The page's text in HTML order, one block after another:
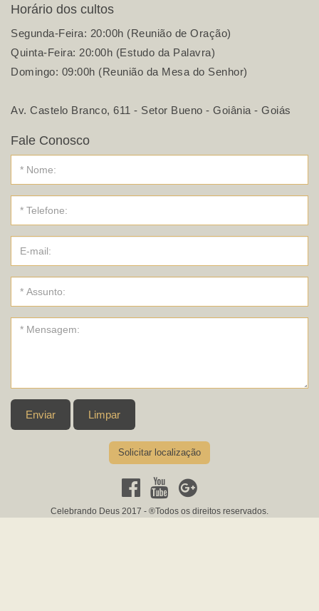
Horário dos cultos
Segunda-Feira: 20:00h (Reunião de Oração)
Quinta-Feira: 20:00h (Estudo da Palavra)
Domingo: 09:00h (Reunião da Mesa do Senhor)
Av. Castelo Branco, 611 - Setor Bueno - Goiânia - Goiás
Fale Conosco
Enviar Limpar
Solicitar localização
Celebrando Deus 2017 - ®Todos os direitos reservados.